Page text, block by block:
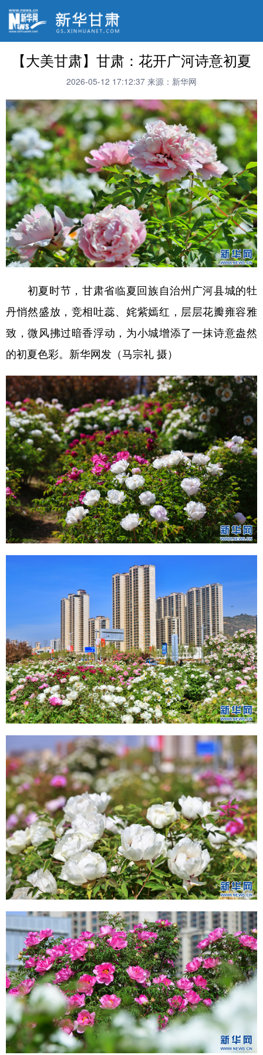
【大美甘肃】甘肃：花开广河诗意初夏
2026-05-12 17:12:37 来源：新华网
初夏时节，甘肃省临夏回族自治州广河县城的牡
丹悄然盛放，竞相吐蕊、姹紫嫣红，层层花瓣雍容雅
致，微风拂过暗香浮动，为小城增添了一抹诗意盎然
的初夏色彩。新华网发（马宗礼 摄）